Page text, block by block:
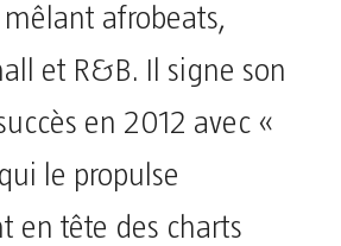
afrobeats,
et R&B. Il signe son
en 2012 avec «
le propulse
en tête des charts